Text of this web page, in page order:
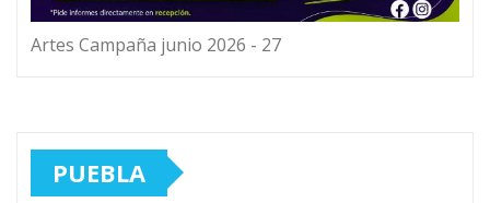
Artes Campaña junio 2026 - 27
PUEBLA